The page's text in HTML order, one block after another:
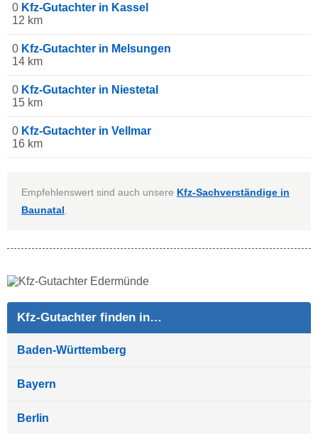
0 Kfz-Gutachter in Kassel
12 km
0 Kfz-Gutachter in Melsungen
14 km
0 Kfz-Gutachter in Niestetal
15 km
0 Kfz-Gutachter in Vellmar
16 km
Empfehlenswert sind auch unsere Kfz-Sachverständige in
Baunatal
Kfz-Gutachter finden in…
Baden-Württemberg
Bayern
Berlin